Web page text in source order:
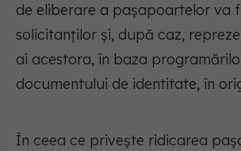
de eliberare a pașapoartelor va
solicitanților și, după caz,
ai acestora, în baza
documentului de identitate, în
În ceea ce privește ridicarea